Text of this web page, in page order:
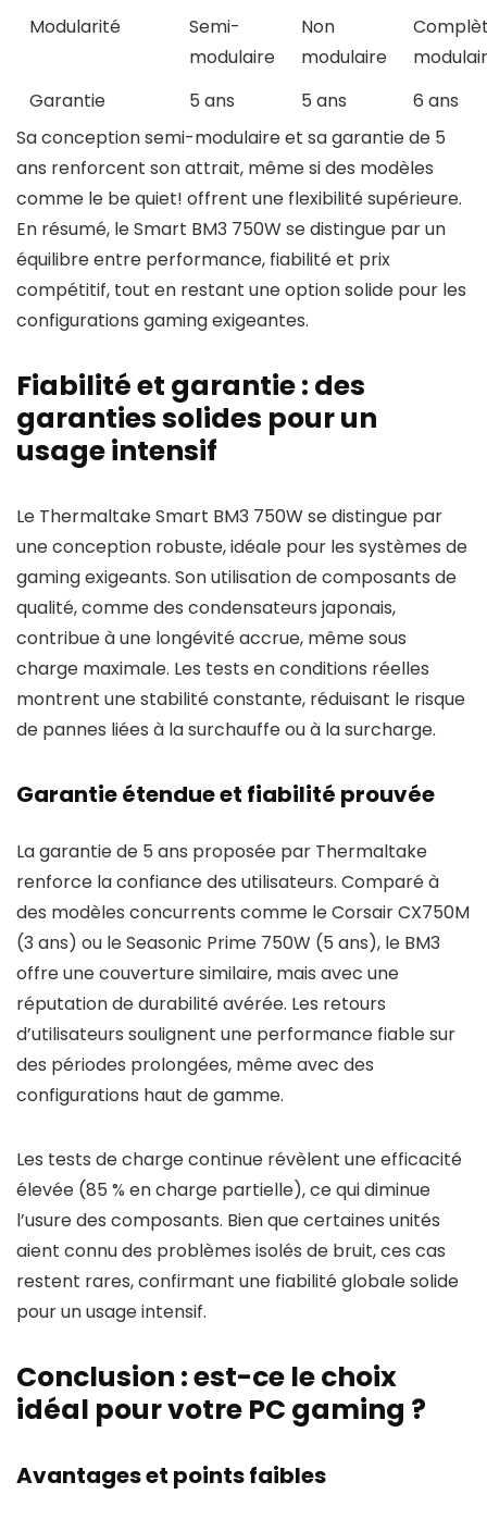
Modularité
Semi-
modulaire
Non
modulaire
Garantie
5 ans 5 ans
6 ans
Sa conception semi-modulaire et sa garantie de 5
ans renforcent son attrait, même si des modèles
comme le be quiet! offrent une flexibilité supérieure.
En résumé, le Smart BM3 750W se distingue par un
équilibre entre performance, fiabilité et prix
compétitif, tout en restant une option solide pour les
configurations gaming exigeantes.
Fiabilité et garantie : des
garanties solides pour un
usage intensif
Le Thermaltake Smart BM3 750W se distingue par
une conception robuste, idéale pour les systèmes de
gaming exigeants. Son utilisation de composants de
qualité, comme des condensateurs japonais,
contribue à une longévité accrue, même sous
charge maximale. Les tests en conditions réelles
montrent une stabilité constante, réduisant le risque
de pannes liées à la surchauffe ou à la surcharge.
Garantie étendue et fiabilité prouvée
La garantie de 5 ans proposée par Thermaltake
renforce la confiance des utilisateurs. Comparé à
des modèles concurrents comme le Corsair CX750M
(3 ans) ou le Seasonic Prime 750W (5 ans), le BM3
offre une couverture similaire, mais avec une
réputation de durabilité avérée. Les retours
d’utilisateurs soulignent une performance fiable sur
des périodes prolongées, même avec des
configurations haut de gamme.
Les tests de charge continue révèlent une efficacité
élevée (85 % en charge partielle), ce qui diminue
l’usure des composants. Bien que certaines unités
aient connu des problèmes isolés de bruit, ces cas
restent rares, confirmant une fiabilité globale solide
pour un usage intensif.
Conclusion : est-ce le choix
idéal pour votre PC gaming ?
Avantages et points faibles